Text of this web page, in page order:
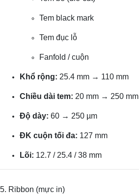
Tem black mark
Tem đục lỗ
Fanfold / cuộn
Khổ rộng: 25.4 mm → 110 mm
Chiều dài tem: 20 mm → 250 mm
Độ dày: 60 → 250 µm
ĐK cuộn tối đa: 127 mm
Lõi: 12.7 / 25.4 / 38 mm
5. Ribbon (mực in)